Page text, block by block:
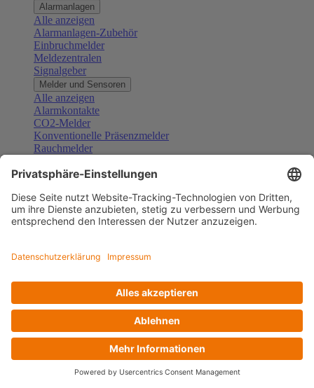
Alarmanlagen
Alle anzeigen
Alarmanlagen-Zubehör
Einbruchmelder
Meldezentralen
Signalgeber
Melder und Sensoren
Alle anzeigen
Alarmkontakte
CO2-Melder
Konventionelle Präsenzmelder
Rauchmelder
Gefahrenmelder
Türsprechanlagen
Alle anzeigen
Außenstationen
Klingeltaster und Gongs
Sprechanlagen-Sets
Zubehör Türkommunikation
Videoüberwachung
Zubehör Videoüberwachung
Alle anzeigen